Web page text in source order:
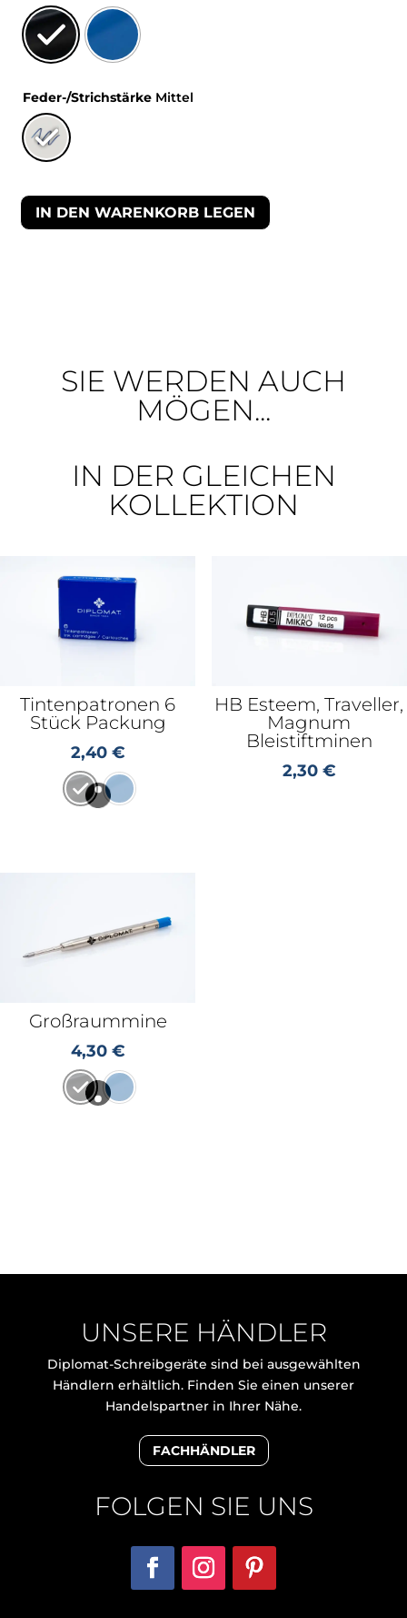
Feder-/Strichstärke Mittel
IN DEN WARENKORB LEGEN
SIE WERDEN AUCH
MÖGEN...
IN DER GLEICHEN
KOLLEKTION
Tintenpatronen 6
Stück Packung
2,40 €
HB Esteem, Traveller,
Magnum
Bleistiftminen
2,30 €
Großraummine
4,30 €
UNSERE HÄNDLER
Diplomat-Schreibgeräte sind bei ausgewählten
Händlern erhältlich. Finden Sie einen unserer
Handelspartner in Ihrer Nähe.
FACHHÄNDLER
FOLGEN SIE UNS